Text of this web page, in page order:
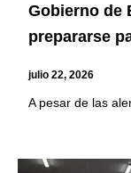
Gobierno de
prepararse
julio 22, 2026
A pesar de las